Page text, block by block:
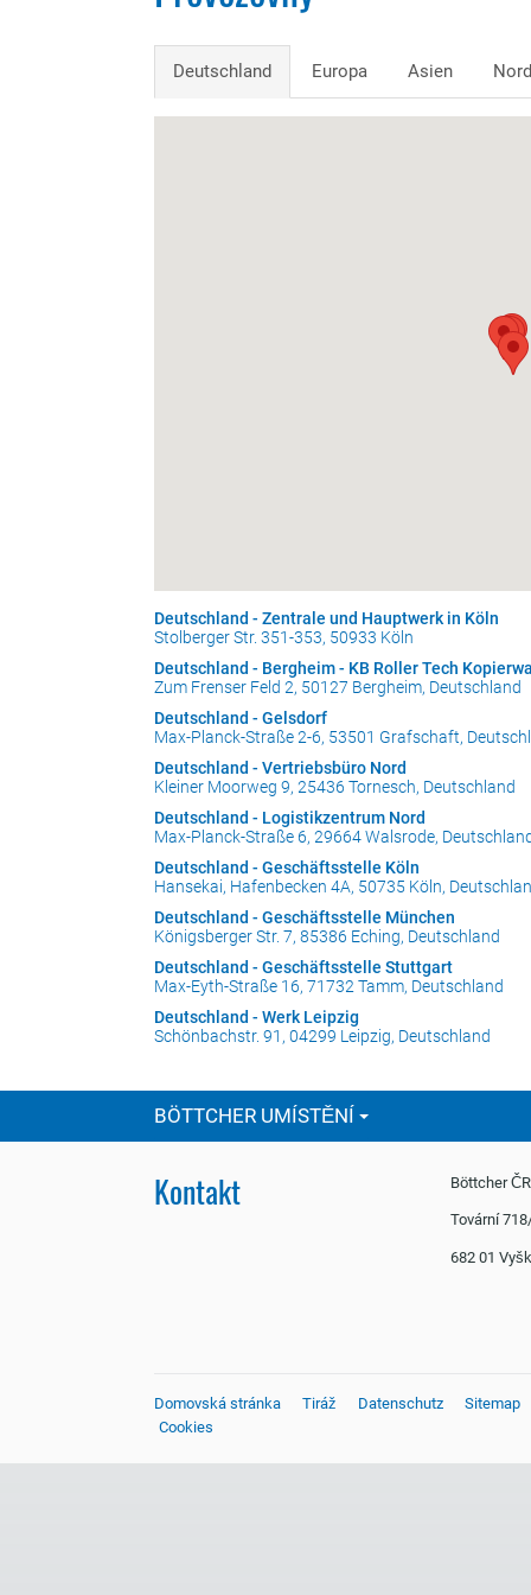
Deutschland Europa Asien
Deutschland - Zentrale und Hauptwerk in Köln
Stolberger Str. 351-353, 50933 Köln
Deutschland - Bergheim - KB Roller Tech
Zum Frenser Feld 2, 50127 Bergheim, Deutschland
Deutschland - Gelsdorf
Max-Planck-Straße 2-6, 53501 Grafschaft,
Deutschland - Vertriebsbüro Nord
Kleiner Moorweg 9, 25436 Tornesch, Deutschland
Deutschland - Logistikzentrum Nord
Max-Planck-Straße 6, 29664 Walsrode,
Deutschland - Geschäftsstelle Köln
Hansekai, Hafenbecken 4A, 50735 Köln,
Deutschland - Geschäftsstelle München
Königsberger Str. 7, 85386 Eching, Deutschland
Deutschland - Geschäftsstelle Stuttgart
Max-Eyth-Straße 16, 71732 Tamm, Deutschland
Deutschland - Werk Leipzig
Schönbachstr. 91, 04299 Leipzig, Deutschland
BÖTTCHER UMÍSTĚNÍ
Kontakt Böttcher
Tovární
682 01
Domovská stránka Tiráž Datenschutz
Sitemap
Cookies